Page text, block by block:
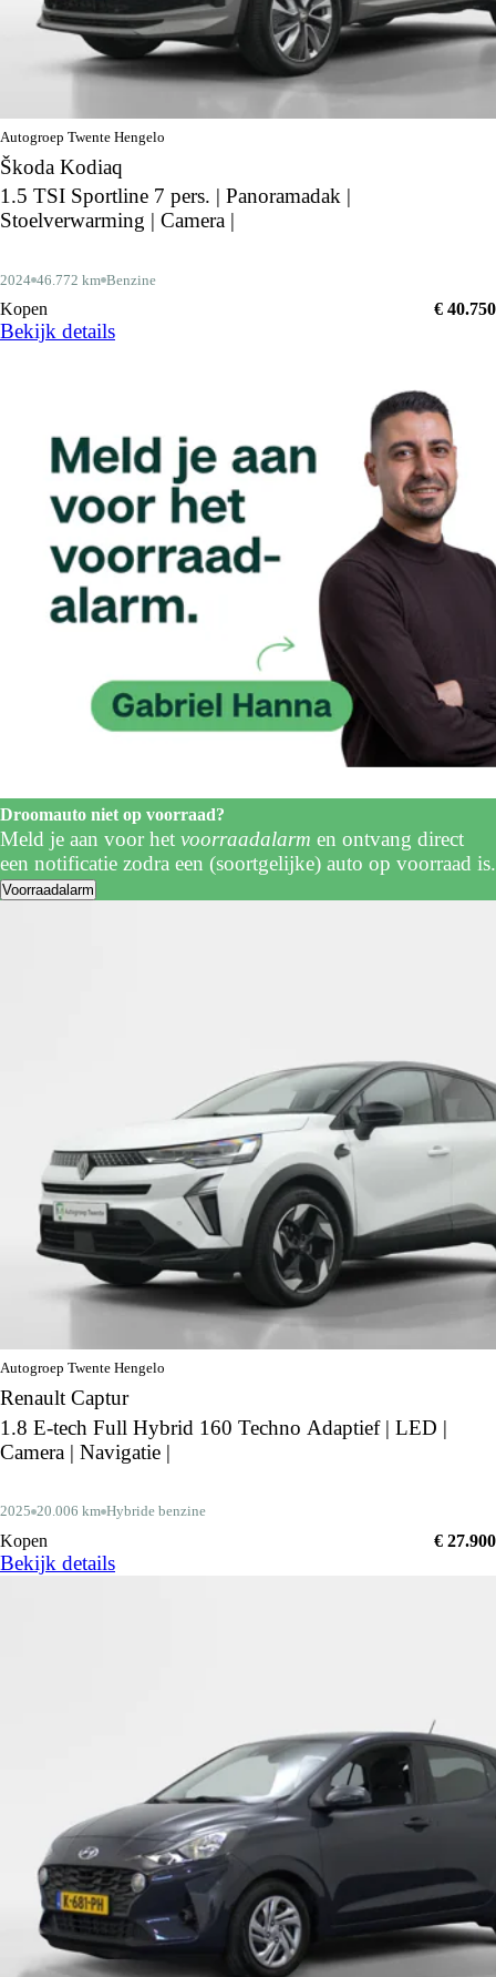
Autogroep Twente Hengelo
Škoda Kodiaq
1.5 TSI Sportline 7 pers. | Panoramadak |
Stoelverwarming | Camera |
2024 46.772 km Benzine
Kopen € 40.750
Bekijk details
Droomauto niet op voorraad?
Meld je aan voor het voorraadalarm en ontvang direct
een notificatie zodra een (soortgelijke) auto op voorraad is.
Voorraadalarm
Autogroep Twente Hengelo
Renault Captur
1.8 E-tech Full Hybrid 160 Techno Adaptief | LED |
Camera | Navigatie |
2025 20.006 km Hybride benzine
Kopen € 27.900
Bekijk details